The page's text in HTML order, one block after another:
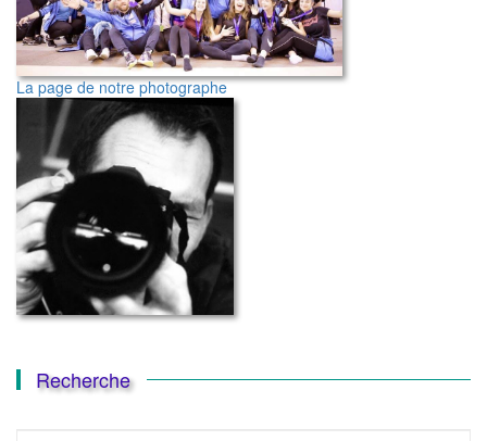
La page de notre photographe
Recherche